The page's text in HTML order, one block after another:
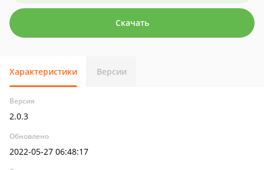
Скачать
Характеристики Версии
Версия
2.0.3
Обновлено
2022-05-27 06:48:17